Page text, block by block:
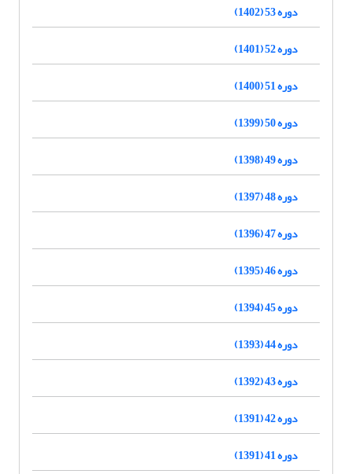
دوره 53 (1402)
دوره 52 (1401)
دوره 51 (1400)
دوره 50 (1399)
دوره 49 (1398)
دوره 48 (1397)
دوره 47 (1396)
دوره 46 (1395)
دوره 45 (1394)
دوره 44 (1393)
دوره 43 (1392)
دوره 42 (1391)
دوره 41 (1391)